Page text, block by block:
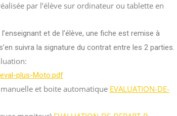
par l’élève sur ordinateur ou tablette en
et de l’élève, une fiche est remise à
suivra la signature du contrat entre les 2 parties.
eval-plus-Moto.pdf
et boite automatique EVALUATION-DE-